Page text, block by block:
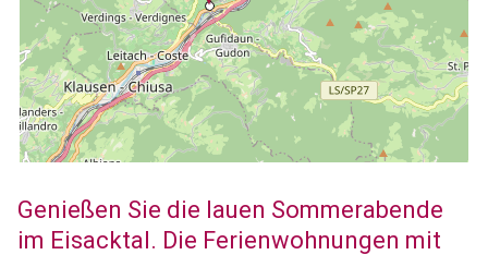
Genießen Sie die lauen Sommerabende
im Eisacktal. Die Ferienwohnungen mit